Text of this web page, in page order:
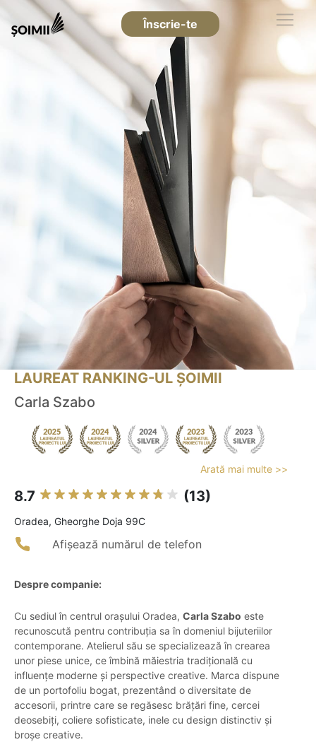
Înscrie-te
LAUREAT RANKING-UL ȘOIMII
Carla Szabo
Arată mai multe >>
8.7 (13)
Oradea, Gheorghe Doja 99C
Afișează numărul de telefon
Despre companie:
Cu sediul în centrul orașului Oradea, Carla Szabo este
recunoscută pentru contribuția sa în domeniul bijuteriilor
contemporane. Atelierul său se specializează în crearea
unor piese unice, ce îmbină măiestria tradițională cu
influențe moderne și perspective creative. Marca dispune
de un portofoliu bogat, prezentând o diversitate de
accesorii, printre care se regăsesc brățări fine, cercei
deosebiți, coliere sofisticate, inele cu design distinctiv și
broșe creative.